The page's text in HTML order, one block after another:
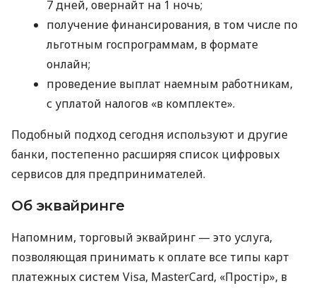
7 дней, овернайт на 1 ночь;
получение финансирования, в том числе по
льготным госпрограммам, в формате
онлайн;
проведение выплат наемным работникам,
с уплатой налогов «в комплекте».
Подобный подход сегодня используют и другие
банки, постепенно расширяя список цифровых
сервисов для предпринимателей.
Об эквайринге
Напомним, торговый эквайринг — это услуга,
позволяющая принимать к оплате все типы карт
платежных систем Visa, MasterCard, «Простір», в